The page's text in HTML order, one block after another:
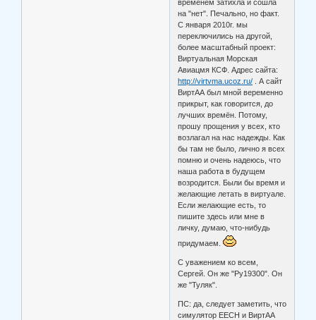
временем затихла и сошла
на "нет". Печально, но факт.
С января 2010г. мы
переключились на другой,
более масштабный проект:
Виртуальная Морская
Авиацмя КСФ. Адрес сайта:
http://virtvma.ucoz.ru/ . А сайт
ВиртАА был мной веременно
прикрыт, как говорится, до
лучших времён. Потому,
прошу прощения у всех, кто
возлагал на нас надежды. Как
бы там не было, лично я всех
помню и очень надеюсь, что
наша работа в будущем
возродится. Были бы время и
желающие летать в виртуале.
Если желающие есть, то
пишите здесь или мне в
личку, думаю, что-нибудь
придумаем.
С уважением ко всем,
Сергей. Он же "Ру19300". Он
же "Туляк".
ПС: да, следует заметить, что
симулятор ЕЕСН и ВиртАА